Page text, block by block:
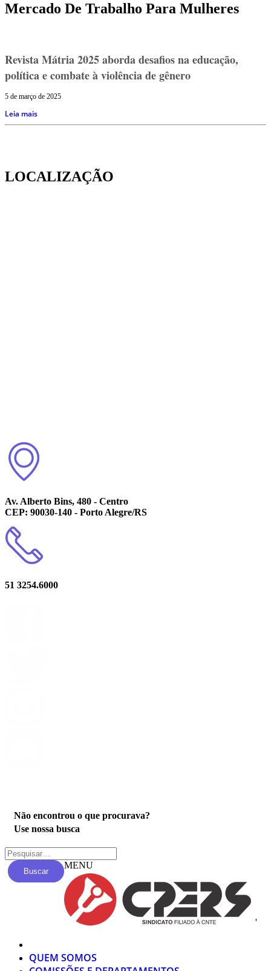
Mercado De Trabalho Para Mulheres
Revista Mátria 2025 aborda desafios na educação,
política e combate à violência de gênero
5 de março de 2025
Leia mais
LOCALIZAÇÃO
Av. Alberto Bins, 480 - Centro
CEP: 90030-140 - Porto Alegre/RS
51 3254.6000
Não encontrou o que procurava?
Use nossa busca
Buscar
MENU
'
QUEM SOMOS